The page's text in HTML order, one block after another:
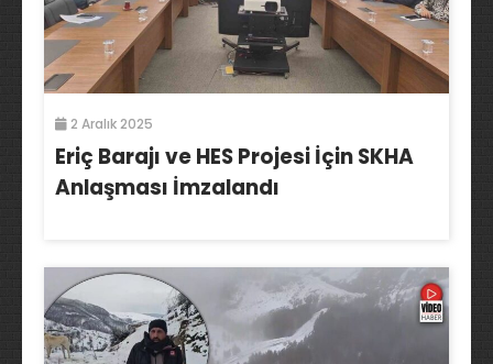
2 Aralık 2025
Eriç Barajı ve HES Projesi İçin SKHA
Anlaşması İmzalandı